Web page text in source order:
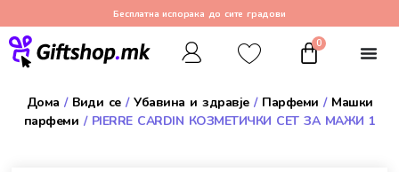
Бесплатна испорака до сите градови
0
Дома / Види се/ Убавина и здравје/ Парфеми / Машки
парфеми / PIERRE CARDIN КОЗМЕТИЧКИ СЕТ ЗА МАЖИ 1